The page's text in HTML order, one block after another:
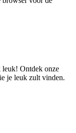
leuk! Ontdek onze
je leuk zult vinden.